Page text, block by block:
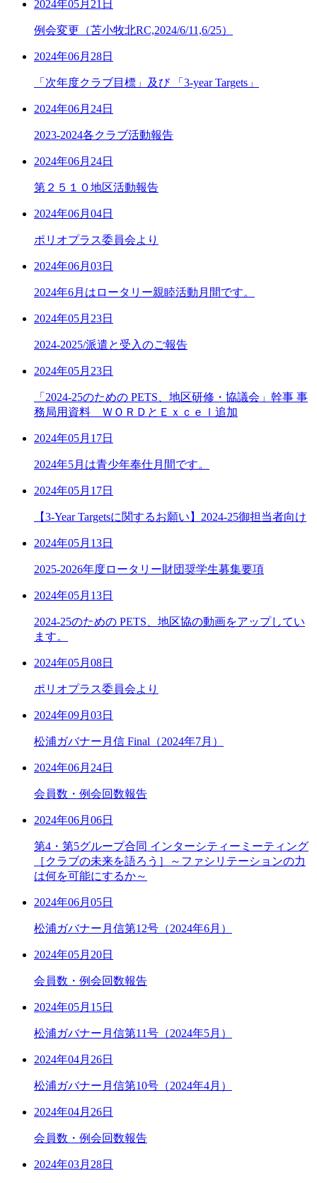
2024年05月21日
例会変更（苫小牧北RC,2024/6/11,6/25）
2024年06月28日
「次年度クラブ目標」及び 「3-year Targets」
2024年06月24日
2023-2024各クラブ活動報告
2024年06月24日
第２５１０地区活動報告
2024年06月04日
ポリオプラス委員会より
2024年06月03日
2024年6月はロータリー親睦活動月間です。
2024年05月23日
2024-2025/派遣と受入のご報告
2024年05月23日
「2024-25のための PETS、地区研修・協議会」幹事 事
務局用資料 ＷＯＲＤとＥｘｃｅｌ追加
2024年05月17日
2024年5月は青少年奉仕月間です。
2024年05月17日
【3-Year Targetsに関するお願い】2024-25御担当者向け
2024年05月13日
2025-2026年度ロータリー財団奨学生募集要項
2024年05月13日
2024-25のための PETS、地区協の動画をアップしてい
ます。
2024年05月08日
ポリオプラス委員会より
2024年09月03日
松浦ガバナー月信 Final（2024年7月）
2024年06月24日
会員数・例会回数報告
2024年06月06日
第4・第5グループ合同 インターシティーミーティング
［クラブの未来を語ろう］～ファシリテーションの力
は何を可能にするか～
2024年06月05日
松浦ガバナー月信第12号（2024年6月）
2024年05月20日
会員数・例会回数報告
2024年05月15日
松浦ガバナー月信第11号（2024年5月）
2024年04月26日
松浦ガバナー月信第10号（2024年4月）
2024年04月26日
会員数・例会回数報告
2024年03月28日